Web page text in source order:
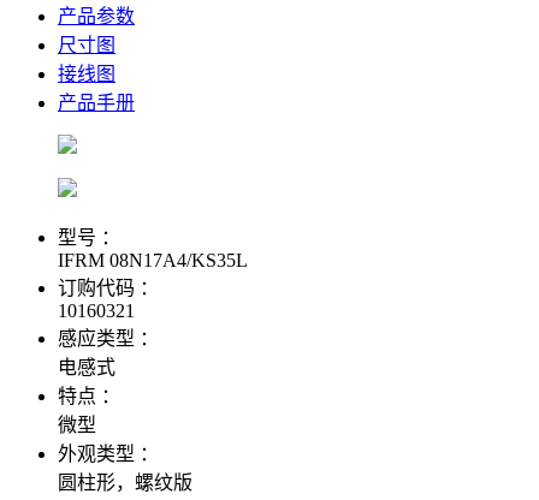
产品参数
尺寸图
接线图
产品手册
型号 ：
IFRM 08N17A4/KS35L
订购代码 ：
10160321
感应类型 ：
电感式
特点 ：
微型
外观类型 ：
圆柱形，螺纹版